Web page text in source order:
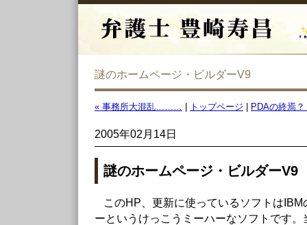
謎のホームページ・ビルダーV9
« 事務所大混乱……… トップページ PDAの終焉？
2005年02月14日
謎のホームページ・ビルダーV9
このHP、更新に使っているソフトは
ーというけっこうミーハーなソフトです。